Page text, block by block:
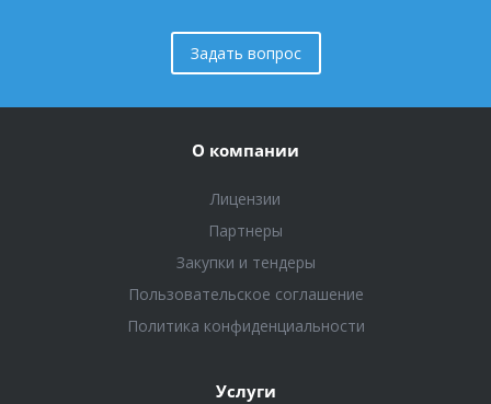
Задать вопрос
О компании
Лицензии
Партнеры
Закупки и тендеры
Пользовательское соглашение
Политика конфиденциальности
Услуги